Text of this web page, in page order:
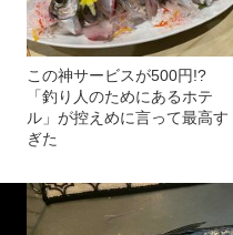
この神サービスが500円!?
「釣り人のためにあるホテ
ル」が控えめに言って最高す
ぎた